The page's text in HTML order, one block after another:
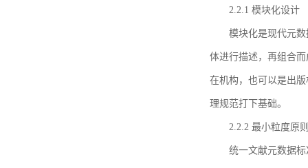
2.2.1 模块化设计
模块化是现代元
体进行描述，再组合
在机构，也可以是出
理规范打下基础。
2.2.2 最小粒度原
统一文献元数据